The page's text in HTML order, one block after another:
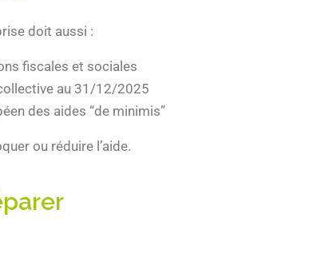
doit aussi :
fiscales et sociales
au 31/12/2025
des aides “de minimis”
ou réduire l’aide.